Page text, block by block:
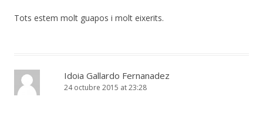
Tots estem molt guapos i molt eixerits.
Idoia Gallardo Fernanadez
24 octubre 2015 at 23:28